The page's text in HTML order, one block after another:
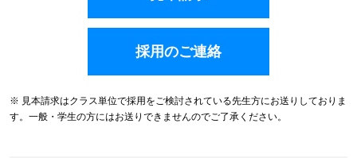
採用のご連絡
※ 見本請求はクラス単位で採用をご検討されている先生方にお送りしておりま
す。一般・学生の方にはお送りできませんのでご了承ください。